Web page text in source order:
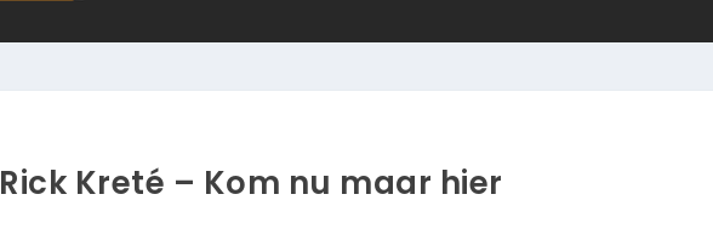
Rick Kreté – Kom nu maar hier